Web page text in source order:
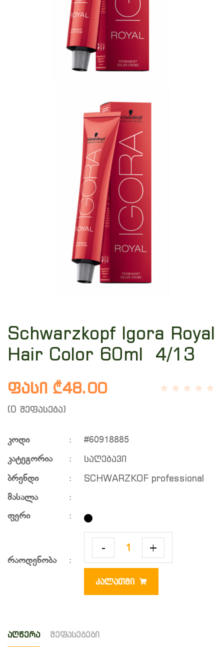
Schwarzkopf Igora Royal
Hair Color 60ml 4/13
ფასი ₾48.00
(0 შეფასება)
კოდი :
#60918885
კატეგორია
:
საღებავი
ბრენდი
:
SCHWARZKOF professional
მასალა
:
ფერი
:
რაოდენობა :
- +
ᲙᲐᲚᲐᲗᲨᲘ
აღწერა შეფასებები